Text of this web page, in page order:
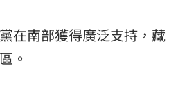
在南部獲得廣泛支持，藏
。